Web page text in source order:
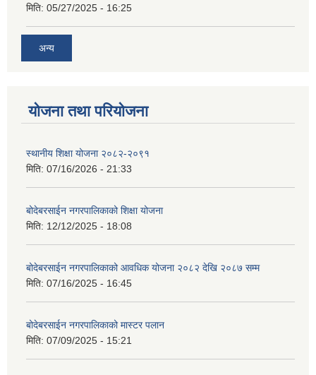
मिति: 05/27/2025 - 16:25
अन्य
योजना तथा परियोजना
स्थानीय शिक्षा योजना २०८२-२०९१
मिति: 07/16/2026 - 21:33
बोदेबरसाईन नगरपालिकाको शिक्षा योजना
मिति: 12/12/2025 - 18:08
बोदेबरसाईन नगरपालिकाको आवधिक योजना २०८२ देखि २०८७ सम्म
मिति: 07/16/2025 - 16:45
बोदेबरसाईन नगरपालिकाको मास्टर पलान
मिति: 07/09/2025 - 15:21